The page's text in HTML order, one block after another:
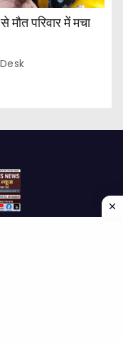
परिवार में मचा